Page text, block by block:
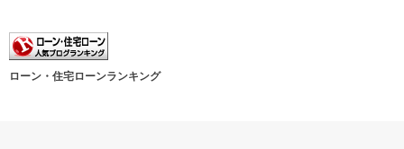
ローン・住宅ローンランキング